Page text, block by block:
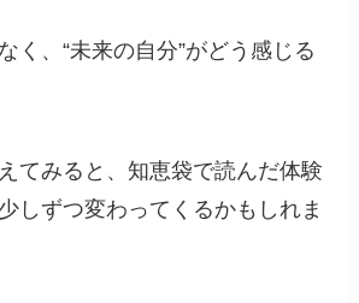
く、“未来の自分”がどう感じる
てみると、知恵袋で読んだ体験
しずつ変わってくるかもしれま